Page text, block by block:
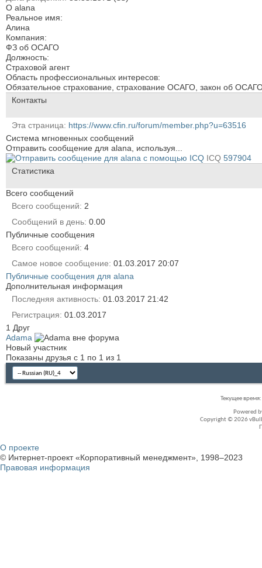
О alana
Реальное имя:
Алина
Компания:
ФЗ об ОСАГО
Должность:
Страховой агент
Область профессиональных интересов:
Обязательное страхование, страхование ОСАГО, закон об
Контакты
Эта страница
https://www.cfin.ru/forum/member.php?u=63516
Система мгновенных сообщений
Отправить сообщение для alana, используя...
ICQ 597904
Статистика
Всего сообщений
Всего сообщений
2
Сообщений в день 0.00
Публичные сообщения
Всего сообщений 4
Самое новое сообщение 01.03.2017 20:07
Публичные сообщения для alana
Дополнительная информация
Последняя активность 01.03.2017 21:42
Регистрация 01.03.2017
1 Друг
Аdama
Новый участник
Показаны друзья с 1 по 1 из 1
Текущее время:
Powered
Copyright © 2026
О проекте
© Интернет-проект «Корпоративный менеджмент», 1998–2023
Правовая информация